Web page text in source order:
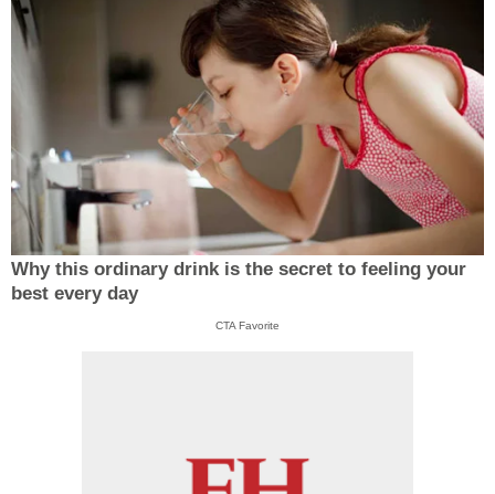
Why this ordinary drink is the secret to feeling your
best every day
CTA Favorite